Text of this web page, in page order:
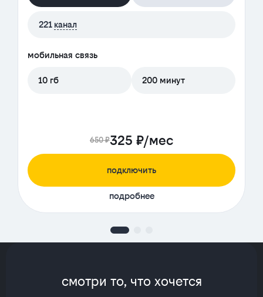
221 канал
мобильная связь
10 гб 200 минут
650 ₽325 ₽/мес
подключить
подробнее
смотри то, что хочется